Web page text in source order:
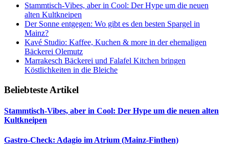
Stammtisch-Vibes, aber in Cool: Der Hype um die neuen
alten Kultkneipen
Der Sonne entgegen: Wo gibt es den besten Spargel in
Mainz?
Kavé Studio: Kaffee, Kuchen & more in der ehemaligen
Bäckerei Olemutz
Marrakesch Bäckerei und Falafel Kitchen bringen
Köstlichkeiten in die Bleiche
Beliebteste Artikel
Stammtisch-Vibes, aber in Cool: Der Hype um die neuen alten
Kultkneipen
Gastro-Check: Adagio im Atrium (Mainz-Finthen)